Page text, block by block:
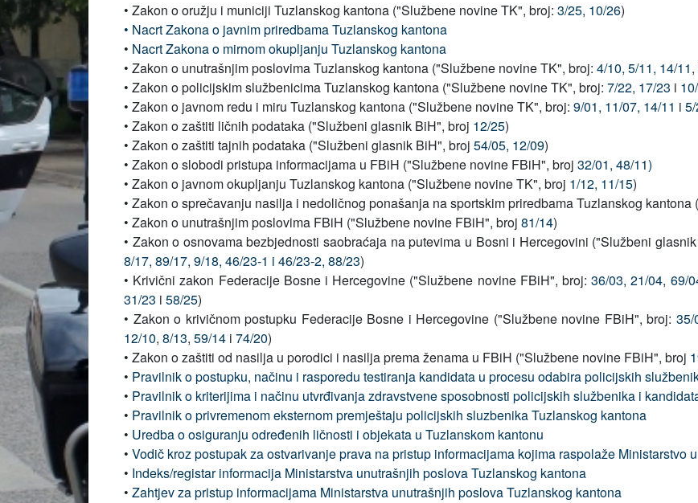
• Zakon o oružju i municiji Tuzlanskog kantona ("Službene novine TK", broj: 3/25, 10/26)
• Nacrt Zakona o javnim priredbama Tuzlanskog kantona
• Nacrt Zakona o mirnom okupljanju Tuzlanskog kantona
• Zakon o unutrašnjim poslovima Tuzlanskog kantona ("Službene novine TK", broj: 4/10, 5/11, 14/11,
• Zakon o policijskim službenicima Tuzlanskog kantona ("Službene novine TK", broj: 7/22, 17/23 i
• Zakon o javnom redu i miru Tuzlanskog kantona ("Službene novine TK", broj: 9/01, 11/07, 14/11 i 5/
• Zakon o zaštiti ličnih podataka ("Službeni glasnik BiH", broj 12/25)
• Zakon o zaštiti tajnih podataka ("Službeni glasnik BiH", broj 54/05, 12/09)
• Zakon o slobodi pristupa informacijama u FBiH ("Službene novine FBiH", broj 32/01, 48/11)
• Zakon o javnom okupljanju Tuzlanskog kantona ("Službene novine TK", broj 1/12, 11/15)
• Zakon o sprečavanju nasilja i nedoličnog ponašanja na sportskim priredbama Tuzlanskog
• Zakon o unutrašnjim poslovima FBiH ("Službene novine FBiH", broj 81/14)
• Zakon o osnovama bezbjednosti saobraćaja na putevima u Bosni i Hercegovini ("Službeni
8/17, 89/17, 9/18, 46/23-1 i 46/23-2, 88/23)
• Krivični zakon Federacije Bosne i Hercegovine ("Službene novine FBiH", broj:36/03, 21/04, 69/
31/23 i 58/25)
• Zakon o krivičnom postupku Federacije Bosne i Hercegovine ("Službene novine FBiH", broj: 35/
12/10, 8/13, 59/14 i 74/20)
• Zakon o zaštiti od nasilja u porodici i nasilja prema ženama u FBiH ("Službene novine FBiH", broj
• Pravilnik o postupku, načinu i rasporedu testiranja kandidata u procesu odabira policijskih
• Pravilnik o kriterijima i načinu utvrđivanja zdravstvene sposobnosti policijskih službenika i
• Pravilnik o privremenom eksternom premještaju policijskih sluzbenika Tuzlanskog kantona
• Uredba o osiguranju određenih ličnosti i objekata u Tuzlanskom kantonu
• Vodič kroz postupak za ostvarivanje prava na pristup informacijama kojima raspolaže Ministarstvo
• Indeks/registar informacija Ministarstva unutrašnjih poslova Tuzlanskog kantona
• Zahtjev za pristup informacijama Ministarstva unutrašnjih poslova Tuzlanskog kantona